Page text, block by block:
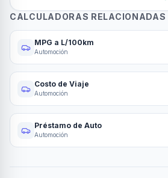
CALCULADORAS RELACIONADAS
MPG a L/100km
Automoción
Costo de Viaje
Automoción
Préstamo de Auto
Automoción